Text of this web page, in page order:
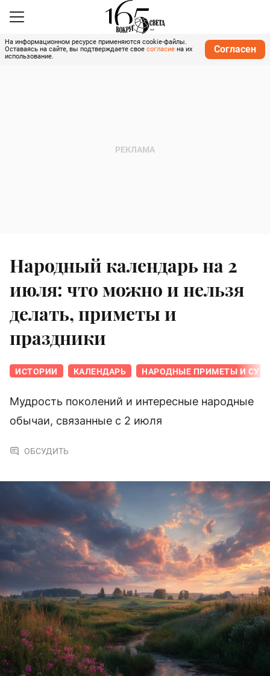
На информационном ресурсе применяются cookie-файлы.
Оставаясь на сайте, вы подтверждаете свое согласие на их
использование.
Согласен
Народный календарь на 2
июля: что можно и нельзя
делать, приметы и
праздники
ИСТОРИИ КАЛЕНДАРЬ НАРОДНЫЕ ПРИМЕТЫ И
Мудрость поколений и интересные народные
обычаи, связанные с 2 июля
ОБСУДИТЬ